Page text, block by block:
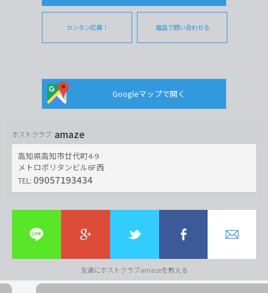
カンタン応募！ 電話で問い合わせる
Googleマップで開く
ホストクラブ amaze
高知県高知市廿代町4-9
メトロポリタンビル6F西
TEL: 09057193434
友達にホストクラブamazeを教える